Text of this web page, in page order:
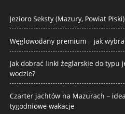
Jezioro Seksty (Mazury, Powiat Piski)
Węglowodany premium – jak
Jak dobrać linki żeglarskie do typu
wodzie?
Czarter jachtów na Mazurach –
tygodniowe wakacje